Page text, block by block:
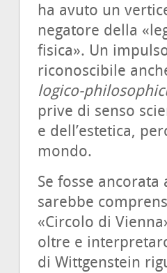
ha avuto un
negatore della
fisica». Un
riconoscibile
logico-
prive di senso
e dell’estetica,
mondo.
Se fosse
sarebbe
«Circolo di
oltre e
di Wittgenstein